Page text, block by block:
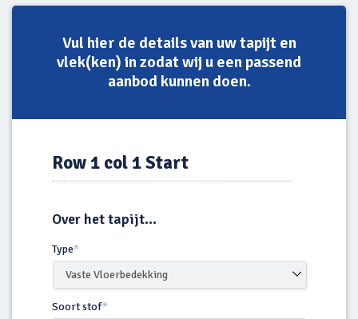
Vul hier de details van uw tapijt en
vlek(ken) in zodat wij u een passend
aanbod kunnen doen.
Row 1 col 1 Start
Over het tapijt...
Type*
Soort stof*